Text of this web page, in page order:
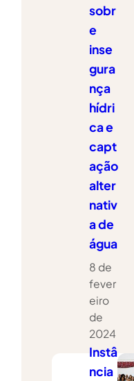
sobr
e
inse
gura
nça
hídri
ca e
capt
ação
alter
nativ
a de
água
8 de
fever
eiro
de
2024
Instâ
ncia